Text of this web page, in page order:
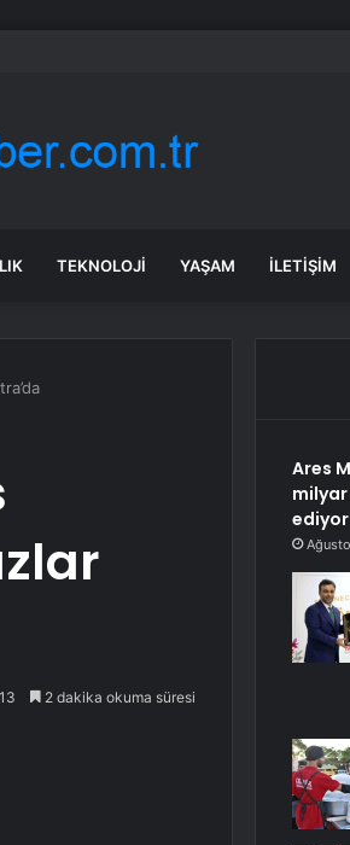
kurmak, sevgi, sadakat ve sorumluluk
TEKNOLOJI YAŞAM İLETIŞIM
13 2 dakika okuma süresi
Ares
milyar
ediyor